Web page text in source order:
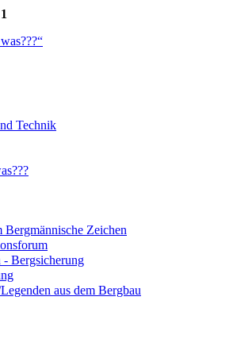
1
Technik
Zeichen
Bergsicherung
aus dem Bergbau